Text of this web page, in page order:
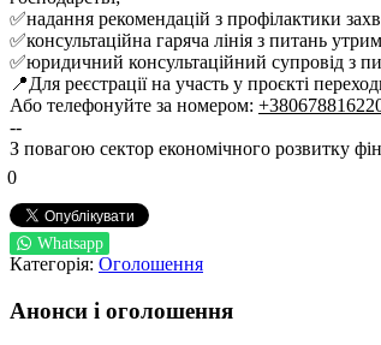
✅надання рекомендацій з профілактики
✅консультаційна гаряча лінія з питань
✅юридичний консультаційний супровід з
📍Для реєстрації на участь у проєкті
Або телефонуйте за номером:
--
З повагою сектор економічного розвитку
0
Whatsapp
Категорія: Оголошення
Анонси і оголошення